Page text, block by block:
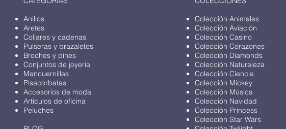
Anillos
Aretes
Collares y cadenas
Pulseras y brazaletes
Broches y pines
Conjuntos de joyería
Mancuernillas
Pisacorbatas
Accesorios de moda
Artículos de oficina
Peluches
Colección Animales
Colección Aviación
Colección Casino
Colección Corazones
Colección Diamonds
Colección Naturaleza
Colección Ciencia
Colección Mickey
Colección Música
Colección Navidad
Colección Princess
Colección Star Wars